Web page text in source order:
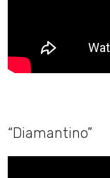
“Diamantino”